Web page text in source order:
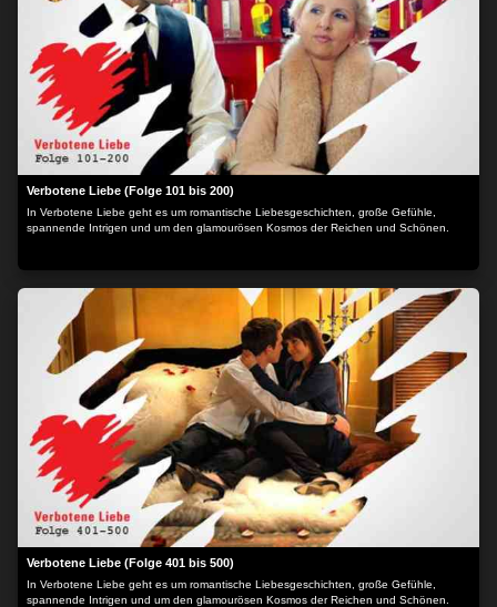
Verbotene Liebe (Folge 101 bis 200)
In Verbotene Liebe geht es um romantische Liebesgeschichten, große Gefühle,
spannende Intrigen und um den glamourösen Kosmos der Reichen und Schönen.
Verbotene Liebe (Folge 401 bis 500)
In Verbotene Liebe geht es um romantische Liebesgeschichten, große Gefühle,
spannende Intrigen und um den glamourösen Kosmos der Reichen und Schönen.